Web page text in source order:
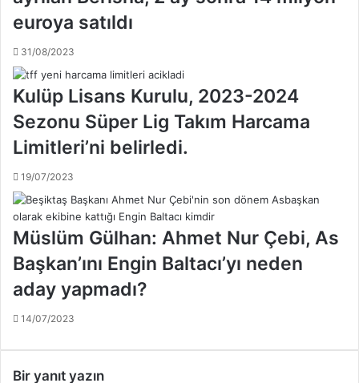
a
s
euroya satıldı
31/08/2023
Kulüp Lisans Kurulu, 2023-2024
Sezonu Süper Lig Takım Harcama
Limitleri’ni belirledi.
19/07/2023
Müslüm Gülhan: Ahmet Nur Çebi, As
Başkan’ını Engin Baltacı’yı neden
aday yapmadı?
14/07/2023
Bir yanıt yazın